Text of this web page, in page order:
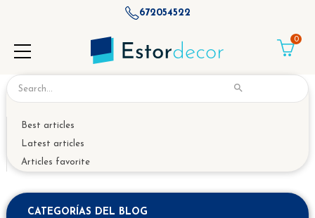
672054522
0

Best articles
Latest articles
Articles favorite
CATEGORÍAS DEL BLOG